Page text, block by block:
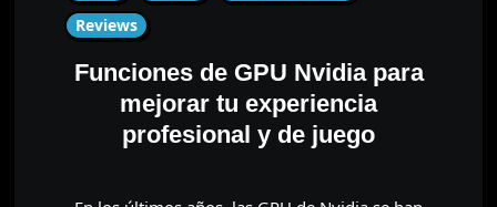
Reviews
Funciones de GPU Nvidia para
mejorar tu experiencia
profesional y de juego